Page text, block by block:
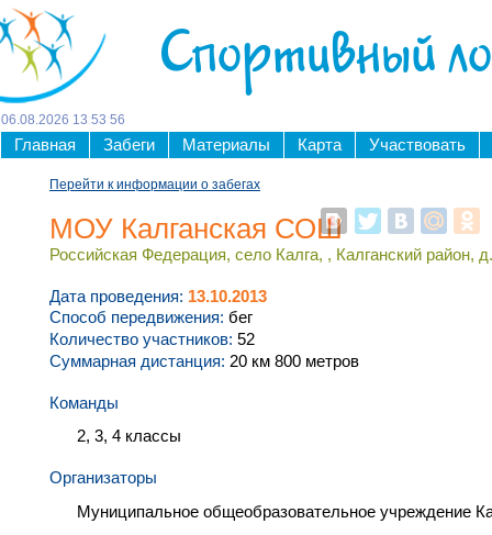
Спортивный
06 08 2026 13:53:56
Главная Забеги Материалы Карта Участвовать
Перейти к информации о забегах
МОУ Калганская СОШ
Российская Федерация, село Калга, , Калганский район, д.
Дата проведения: 13.10.2013
Способ передвижения: бег
Количество участников: 52
Суммарная дистанция: 20 км 800 метров
Команды
2, 3, 4 классы
Организаторы
Муниципальное общеобразовательное учреждение